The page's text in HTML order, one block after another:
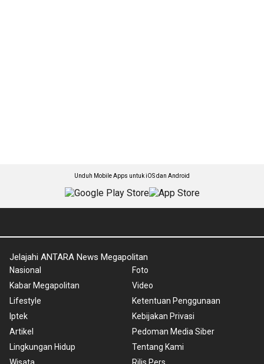
Unduh Mobile Apps untuk iOS dan Android
Jelajahi ANTARA News Megapolitan
Nasional
Kabar Megapolitan
Lifestyle
Iptek
Artikel
Lingkungan Hidup
Foto
Video
Ketentuan Penggunaan
Kebijakan Privasi
Pedoman Media Siber
Tentang Kami